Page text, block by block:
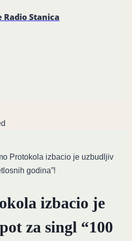
Radio Stanica
Protokola izbacio je uzbudljiv
godina”!
izbacio je
za singl “100